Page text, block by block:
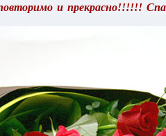
и прекрасно!!!!!!